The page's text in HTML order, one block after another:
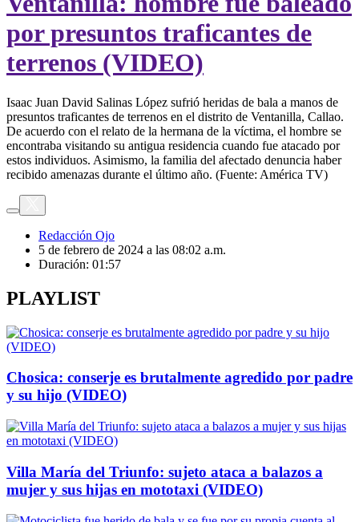
57
por presuntos traficantes de
terrenos (VIDEO)
Isaac Juan David Salinas López sufrió heridas de bala a manos de
presuntos traficantes de terrenos en el distrito de Ventanilla, Callao.
De acuerdo con el relato de la hermana de la víctima, el hombre se
encontraba visitando su antigua residencia cuando fue atacado por
estos individuos. Asimismo, la familia del afectado denuncia haber
recibido amenazas durante el último año. (Fuente: América TV)
Redacción Ojo
5 de febrero de 2024 a las 08:02 a.m.
Duración: 01:57
PLAYLIST
Chosica: conserje es brutalmente agredido por padre
y su hijo (VIDEO)
Villa María del Triunfo: sujeto ataca a balazos a
mujer y sus hijas en mototaxi (VIDEO)